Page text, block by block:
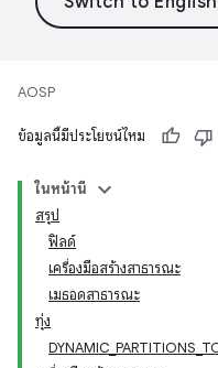
AOSP
ข้อมูลนี้มีประโยชน์ไหม
ในหน้านี้
สรุป
ฟิลด์
เครื่องมือสร้างสาธารณะ
เมธอดสาธารณะ
ทุ่ง